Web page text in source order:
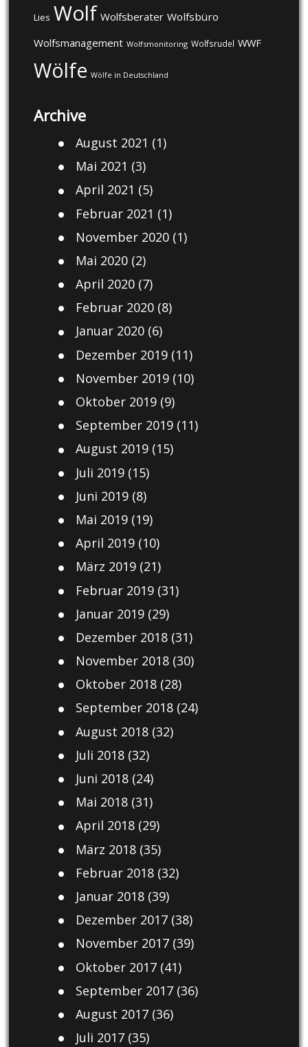
Lies Wolf Wolfsberater Wolfsbüro
Wolfsmanagement Wolfsmonitoring Wolfsrudel WWF
Wölfe Wölfe in Deutschland
Archive
August 2021 (1)
Mai 2021 (3)
April 2021 (5)
Februar 2021 (1)
November 2020(1)
Mai 2020(2)
April 2020(7)
Februar 2020(8)
Januar 2020(6)
Dezember 2019(11)
November 2019(10)
Oktober 2019(9)
September 2019(11)
August 2019(15)
Juli 2019(15)
Juni 2019(8)
Mai 2019(19)
April 2019(10)
März 2019(21)
Februar 2019(31)
Januar 2019(29)
Dezember 2018(31)
November 2018(30)
Oktober 2018(28)
September 2018(24)
August 2018(32)
Juli 2018(32)
Juni 2018(24)
Mai 2018(31)
April 2018(29)
März 2018(35)
Februar 2018(32)
Januar 2018(39)
Dezember 2017(38)
November 2017(39)
Oktober 2017(41)
September 2017(36)
August 2017(36)
Juli 2017(35)